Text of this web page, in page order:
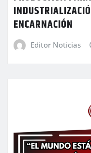
ENCARNACIÓN
Editor Noticias